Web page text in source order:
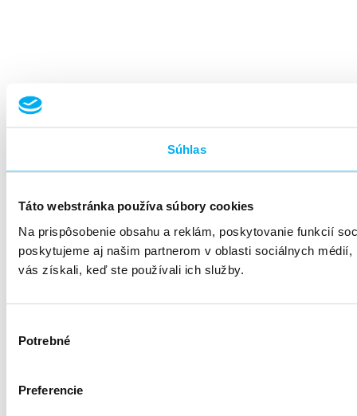
Súhlas
Táto webstránka používa súbory cookies
Na prispôsobenie obsahu a reklám, poskytovanie funkcií
poskytujeme aj našim partnerom v oblasti sociálnych
vás získali, keď ste používali ich služby.
súhlasu
Potrebné
Preferencie